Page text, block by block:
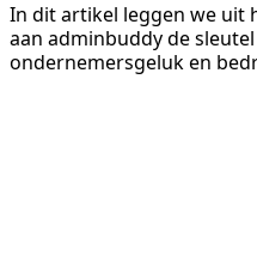
In dit artikel leggen we uit
aan adminbuddy de
ondernemersgeluk en